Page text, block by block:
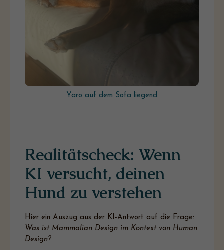
Yaro auf dem Sofa liegend
Realitätscheck: Wenn
KI versucht, deinen
Hund zu verstehen
Hier ein Auszug aus der KI-Antwort auf die Frage:
Was ist Mammalian Design im Kontext von Human
Design?